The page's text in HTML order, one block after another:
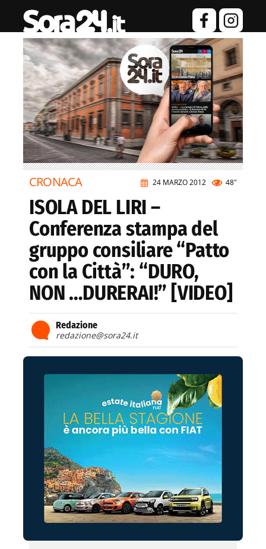
24 MARZO 2012 48"
CRONACA
ISOLA DEL LIRI –
Conferenza stampa del
gruppo consiliare “Patto
con la Città”: “DURO,
NON …DURERAI!” [VIDEO]
Redazione
redazione@sora24.it